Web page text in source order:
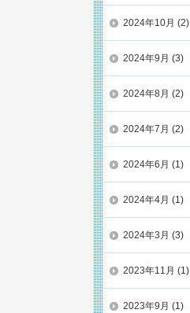
2024年10月 (2)
2024年9月 (3)
2024年8月 (2)
2024年7月 (2)
2024年6月 (1)
2024年4月 (1)
2024年3月 (3)
2023年11月 (1)
2023年9月 (1)